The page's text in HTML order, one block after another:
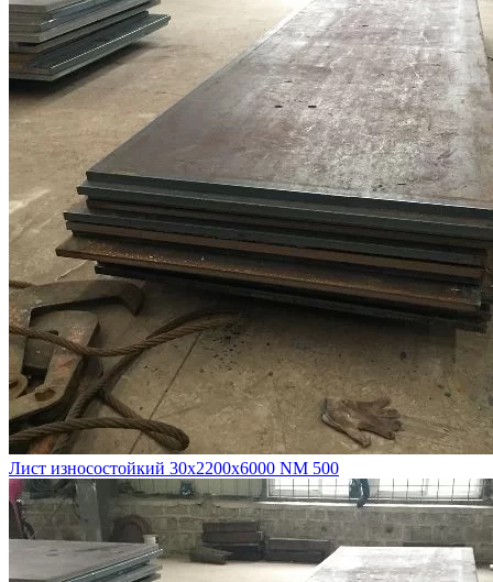
Лист износостойкий 30х2200х6000 NM 500